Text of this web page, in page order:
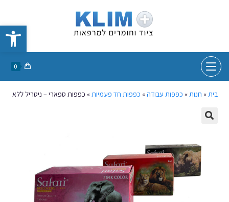
פתח סרגל נגישות
0
בית» חנות» כפפות עבודה» כפפות חד פעמיות» כפפות ספארי – ניטריל ללא אבקה 1/100 יחידות